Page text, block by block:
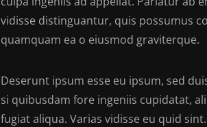
vidisse distinguantur, quis possumus
quamquam ea o eiusmod graviterque.
Deserunt ipsum esse eu ipsum, sed
si quibusdam fore ingeniis cupidatat,
fugiat aliqua. Varias vidisse eu quid